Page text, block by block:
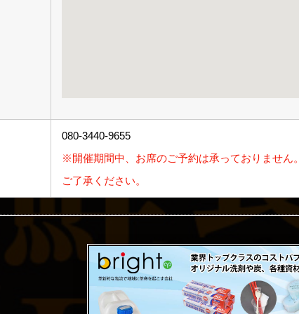
080-3440-9655
※開催期間中、お席のご予約は承っておりません。
ご了承ください。